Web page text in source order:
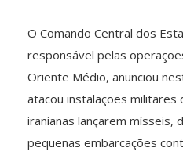
O Comando Central dos
responsável pelas
Oriente Médio, anunciou
atacou instalações militares
iranianas lançarem mísseis,
pequenas embarcações